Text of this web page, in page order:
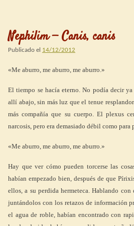
Nephilim — Canis, canis
Publicado el 14/12/2012
«Me aburro, me aburro, me aburro.»
El tiempo se hacía eterno. No podía decir
allí abajo, sin más luz que el tenue
más compañía que su cuerpo. El plexus
narcosis, pero era demasiado débil como para
«Me aburro, me aburro, me aburro.»
Hay que ver cómo pueden torcerse las
habían empezado bien, después de que
ellos, a su perdida hermeteca. Hablando
juntándolos con los retazos de información
el agua de roble, habían encontrado con